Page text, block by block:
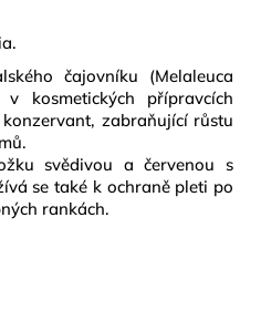
čajovníku (Melaleuca
kosmetických přípravcích
zabraňující růstu
svědivou a červenou s
se také k ochraně pleti po
rankách.